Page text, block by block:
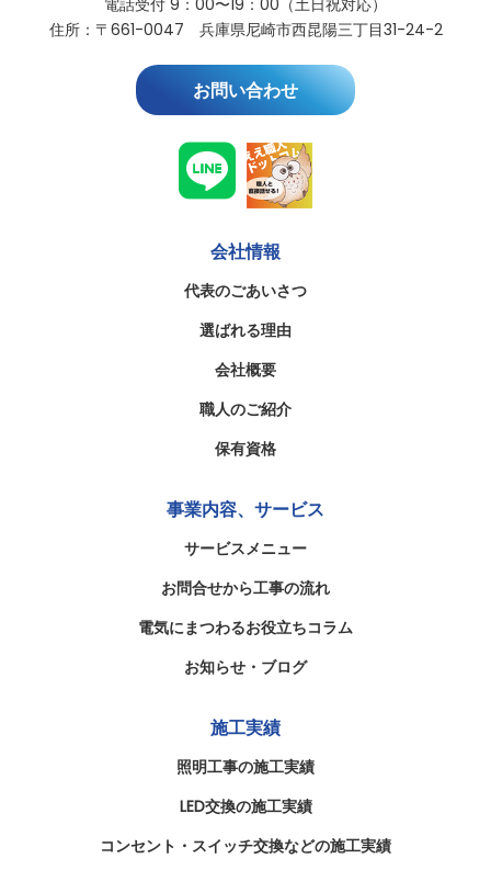
電話受付 9：00〜19：00（土日祝対応）
住所：〒661-0047 兵庫県尼崎市西昆陽三丁目31-24-2
お問い合わせ
会社情報
代表のごあいさつ
選ばれる理由
会社概要
職人のご紹介
保有資格
事業内容、サービス
サービスメニュー
お問合せから工事の流れ
電気にまつわるお役立ちコラム
お知らせ・ブログ
施工実績
照明工事の施工実績
LED交換の施工実績
コンセント・スイッチ交換などの施工実績